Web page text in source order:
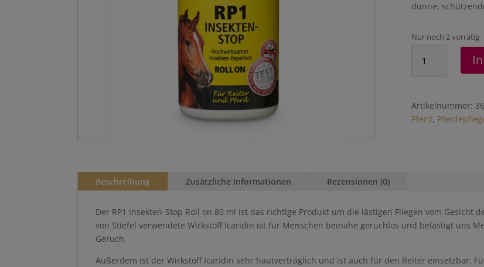
dünne,
Nur noch 2 vorrätig
Insekten-
on
80
Artikelnummer:
Pferd,
Beschreibung Zusätzliche Informationen Rezensionen (0)
Der RP1 Insekten-Stop Roll on 80 ml ist das richtige Produkt um die lästigen Fliegen vom Gesicht
von Stiefel verwendete Wirkstoff Icaridin ist für Menschen beinahe geruchlos und belästigt uns
Geruch.
Außerdem ist der Wirkstoff Icaridin sehr hautverträglich und ist auch für den Reiter einsetzbar.